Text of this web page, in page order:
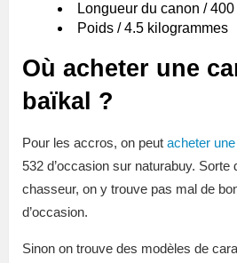
Longueur du canon /
Poids / 4.5 kilogrammes
Où acheter une
baïkal ?
Pour les accros, on peut acheter
532 d’occasion sur naturabuy. Sorte
chasseur, on y trouve pas mal de
d’occasion.
Sinon on trouve des modèles de